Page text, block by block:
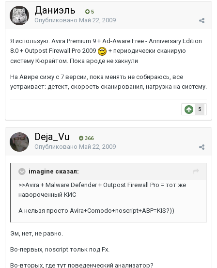
Даниэль 5
Опубликовано Май 22, 2009
Я использую: Avira Premium 9 + Ad-Aware Free - Anniversary Edition
8.0 + Outpost Firewall Pro 2009
+ периодически сканирую
систему Кюрайтом. Пока вроде не хакнули
На Авире сижу с 7 версии, пока менять не собираюсь, все
устраивает: детект, скорость сканирования, нагрузка на систему.
5
Deja_Vu 366
Опубликовано Май 22, 2009
imagine сказал:
>>Avira + Malware Defender + Outpost Firewall Pro = тот же
навороченный КИС
А нельзя просто Avira+Comodo+noscript+ABP=KIS?))
Эм, нет, не равно.
Во-первых, noscript тольк под Fx.
Во-вторых, где тут поведенческий анализатор?